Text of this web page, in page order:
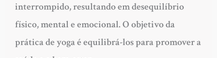
interrompido, resultando em desequilíbrio
físico, mental e emocional. O objetivo da
prática de yoga é equilibrá-los para promover a